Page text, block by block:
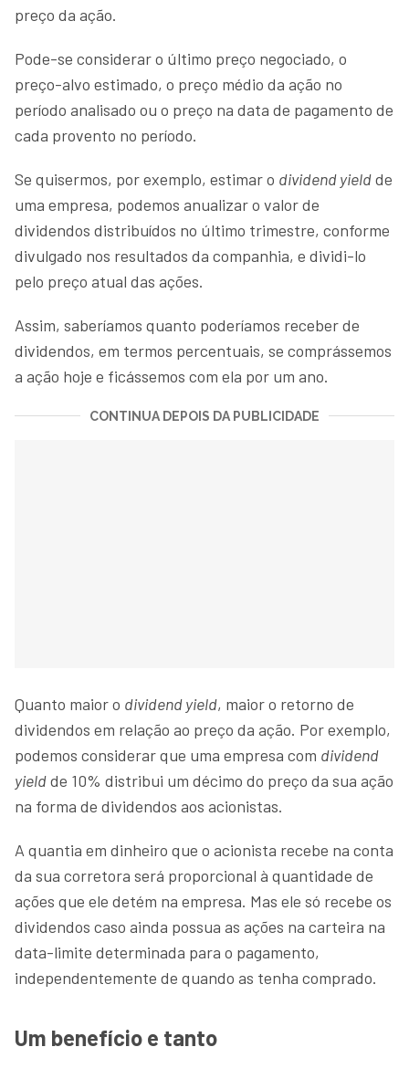
preço da ação.
Pode-se considerar o último preço negociado, o
preço-alvo estimado, o preço médio da ação no
período analisado ou o preço na data de pagamento de
cada provento no período.
Se quisermos, por exemplo, estimar o dividend yieldde
uma empresa, podemos anualizar o valor de
dividendos distribuídos no último trimestre, conforme
divulgado nos resultados da companhia, e dividi-lo
pelo preço atual das ações.
Assim, saberíamos quanto poderíamos receber de
dividendos, em termos percentuais, se comprássemos
a ação hoje e ficássemos com ela por um ano.
CONTINUA DEPOIS DA PUBLICIDADE
Quanto maior o dividend yield, maior o retorno de
dividendos em relação ao preço da ação. Por exemplo,
podemos considerar que uma empresa com dividend
yieldde 10% distribui um décimo do preço da sua ação
na forma de dividendos aos acionistas.
A quantia em dinheiro que o acionista recebe na conta
da sua corretora será proporcional à quantidade de
ações que ele detém na empresa. Mas ele só recebe os
dividendos caso ainda possua as ações na carteira na
data-limite determinada para o pagamento,
independentemente de quando as tenha comprado.
Um benefício e tanto